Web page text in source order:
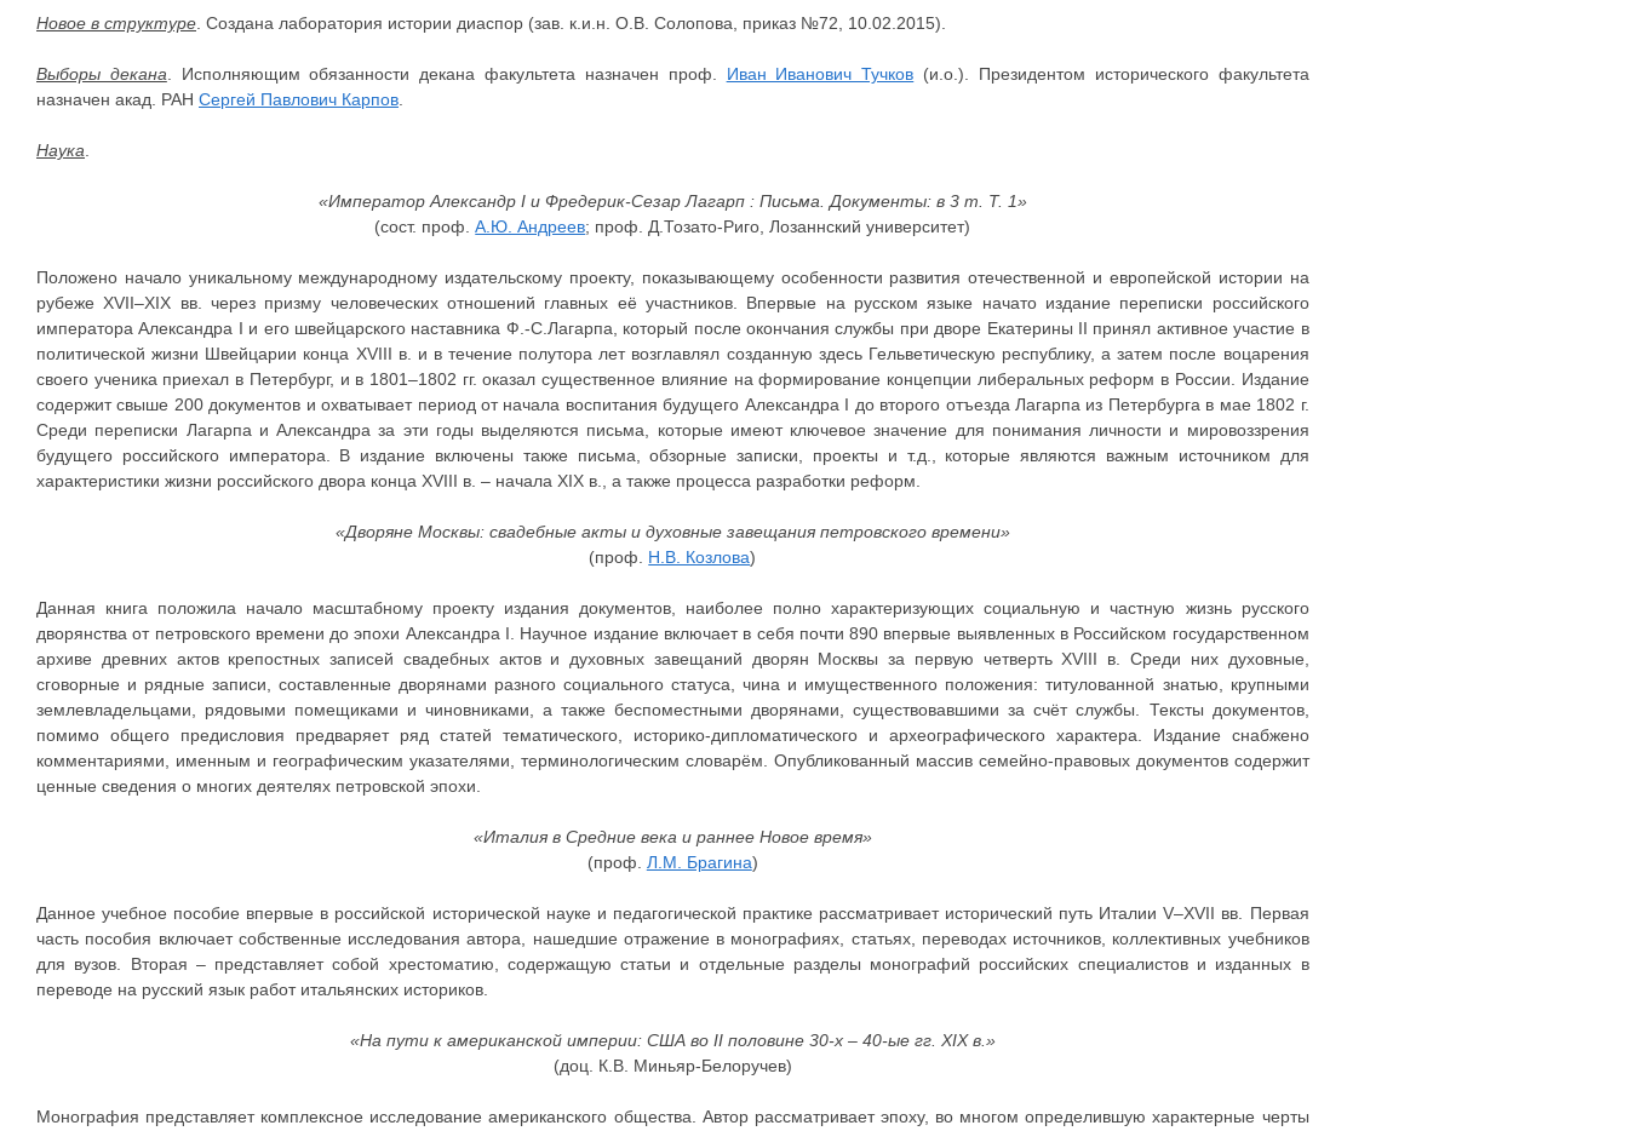
Новое в структуре . Создана лаборатория истории диаспор (зав. к.и.н. О.В. Солопова, приказ №72, 10.02.2015).
Выборы декана . Исполняющим обязанности декана факультета назначен проф. Иван Иванович Тучков (и.о.). Президентом исторического факультета
назначен акад. РАН Сергей Павлович Карпов
Наука
«Император Александр I и Фредерик-Сезар Лагарп : Письма. Документы: в 3 т. Т. 1»
(сост. проф.А.Ю. Андреев; проф. Д.Тозато-Риго, Лозаннский университет)
Положено начало уникальному международному издательскому проекту, показывающему особенности развития отечественной и европейской истории на
рубеже XVII–XIX вв. через призму человеческих отношений главных её участников. Впервые на русском языке начато издание переписки российского
императора Александра I и его швейцарского наставника Ф.-С.Лагарпа, который после окончания службы при дворе Екатерины II принял активное участие в
политической жизни Швейцарии конца XVIII в. и в течение полутора лет возглавлял созданную здесь Гельветическую республику, а затем после воцарения
своего ученика приехал в Петербург, и в 1801–1802 гг. оказал существенное влияние на формирование концепции либеральных реформ в России. Издание
содержит свыше 200 документов и охватывает период от начала воспитания будущего Александра I до второго отъезда Лагарпа из Петербурга в мае 1802 г.
Среди переписки Лагарпа и Александра за эти годы выделяются письма, которые имеют ключевое значение для понимания личности и мировоззрения
будущего российского императора. В издание включены также письма, обзорные записки, проекты и т.д., которые являются важным источником для
характеристики жизни российского двора конца XVIII в. – начала XIX в., а также процесса разработки реформ.
«Дворяне Москвы: свадебные акты и духовные завещания петровского времени»
(проф. Н.В. Козлова)
Данная книга положила начало масштабному проекту издания документов, наиболее полно характеризующих социальную и частную жизнь русского
дворянства от петровского времени до эпохи Александра I. Научное издание включает в себя почти 890 впервые выявленных в Российском государственном
архиве древних актов крепостных записей свадебных актов и духовных завещаний дворян Москвы за первую четверть XVIII в. Среди них духовные,
сговорные и рядные записи, составленные дворянами разного социального статуса, чина и имущественного положения: титулованной знатью, крупными
землевладельцами, рядовыми помещиками и чиновниками, а также беспоместными дворянами, существовавшими за счёт службы. Тексты документов,
помимо общего предисловия предваряет ряд статей тематического, историко-дипломатического и археографического характера. Издание снабжено
комментариями, именным и географическим указателями, терминологическим словарём. Опубликованный массив семейно-правовых документов содержит
ценные сведения о многих деятелях петровской эпохи.
«Италия в Средние века и раннее Новое время»
(проф. Л.М. Брагина)
Данное учебное пособие впервые в российской исторической науке и педагогической практике рассматривает исторический путь Италии V–XVII вв. Первая
часть пособия включает собственные исследования автора, нашедшие отражение в монографиях, статьях, переводах источников, коллективных учебников
для вузов. Вторая – представляет собой хрестоматию, содержащую статьи и отдельные разделы монографий российских специалистов и изданных в
переводе на русский язык работ итальянских историков.
«На пути к американской империи: США во II половине 30-х – 40-ые гг. XIX в.»
(доц. К.В. Миньяр-Белоручев)
Монография представляет комплексное исследование американского общества. Автор рассматривает эпоху, во многом определившую характерные черты